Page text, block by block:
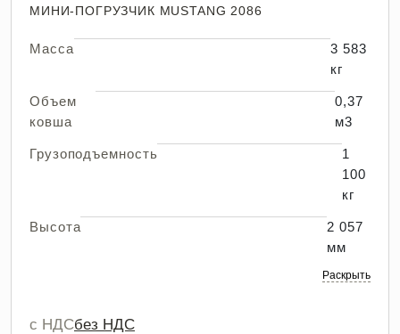
МИНИ-ПОГРУЗЧИК MUSTANG 2086
Масса
3 583
кг
Объем
ковша
0,37
м3
Грузоподъемность
1
100
кг
Высота
2 057
мм
Раскрыть
с НДСбез НДС